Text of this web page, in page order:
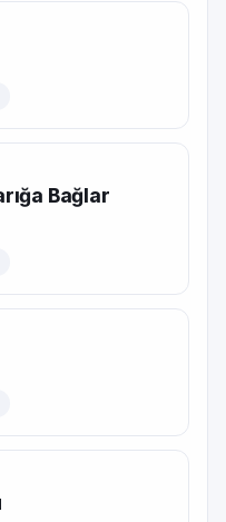
Bağlar